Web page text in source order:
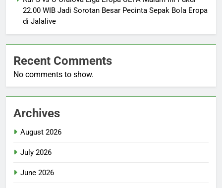
22.00 WIB Jadi Sorotan Besar Pecinta Sepak Bola Eropa
di Jalalive
Recent Comments
No comments to show.
Archives
August 2026
July 2026
June 2026